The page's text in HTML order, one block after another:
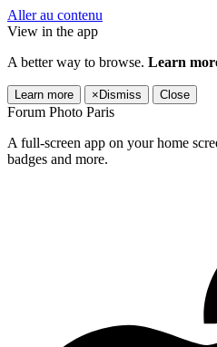
Aller au contenu
View in the app
A better way to browse. Learn
Learn more × Dismiss Close
Forum Photo Paris
A full-screen app on your home
badges and more.